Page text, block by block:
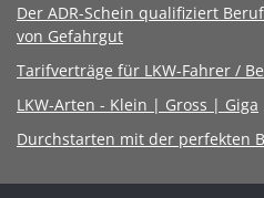
Der ADR-Schein qualifiziert
von Gefahrgut
Tarifverträge für LKW-Fahrer /
LKW-Arten - Klein | Gross | Giga
Durchstarten mit der perfekten